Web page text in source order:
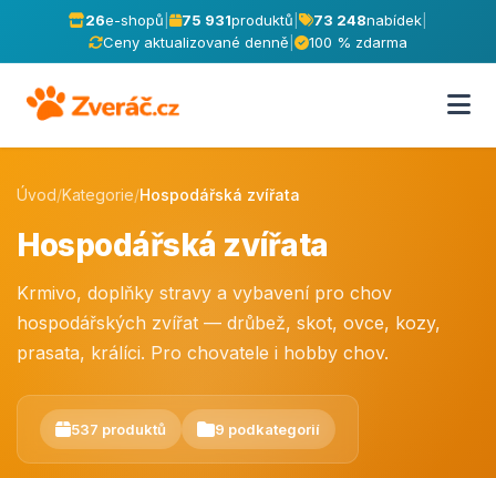
26e-shopů 75 931produktů 73 248nabídek
Ceny aktualizované denně
100 % zdarma
Úvod/Kategorie/Hospodářská zvířata
Hospodářská zvířata
Krmivo, doplňky stravy a vybavení pro chov
hospodářských zvířat — drůbež, skot, ovce, kozy,
prasata, králíci. Pro chovatele i hobby chov.
537 produktů 9 podkategorií